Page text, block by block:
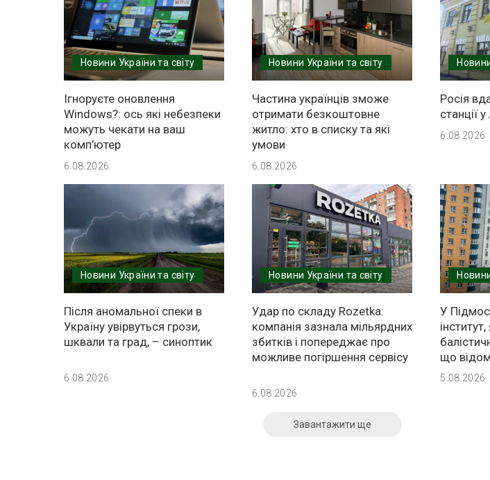
Новини України та світу
Ігноруєте оновлення
Windows?: ось які небезпеки
можуть чекати на ваш
комп’ютер
6.08.2026
Новини України та світу
Частина українців зможе
отримати безкоштовне
житло: хто в списку та які
умови
6.08.2026
Росія
станції
6.08.2026
Новини України та світу
Після аномальної спеки в
Україну увірвуться грози,
шквали та град, – синоптик
6.08.2026
Новини України та світу
Удар по складу Rozetka:
компанія зазнала мільярдних
збитків і попереджає про
можливе погіршення сервісу
6.08.2026
У
що
5.08.2026
Завантажити ще